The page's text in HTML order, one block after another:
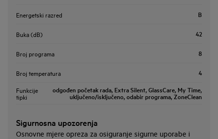
Energetski razred B
Buka (dB) 42
Broj programa 8
Broj temperatura 4
Funkcije
tipki
odgođen početak rada, Extra Silent, GlassCare, My Time,
uključeno/isključeno, odabir programa, ZoneClean
Sigurnosna upozorenja
Osnovne mjere opreza za osiguranje sigurne uporabe i